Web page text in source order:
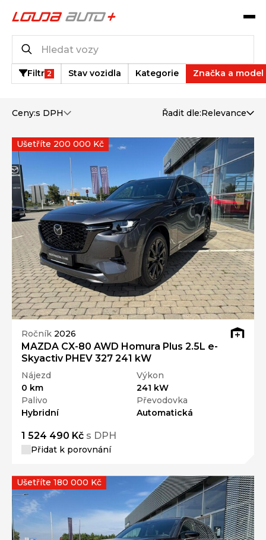
Filtr 2 Stav vozidla Kategorie Značka a model
Ceny:s DPH Řadit dle:Relevance
Ročník 2026
MAZDA CX-80 AWD Homura Plus 2.5L e-
Skyactiv PHEV 327 241 kW
Nájezd
0 km
Výkon
241 kW
Palivo
Hybridní
Převodovka
Automatická
1 524 490 Kč s DPH
Přidat k porovnání
Ušetříte 200 000 Kč
Ušetříte 180 000 Kč